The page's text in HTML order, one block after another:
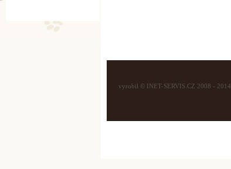
vyrobil © INET-SERVIS.CZ 2008 - 2014